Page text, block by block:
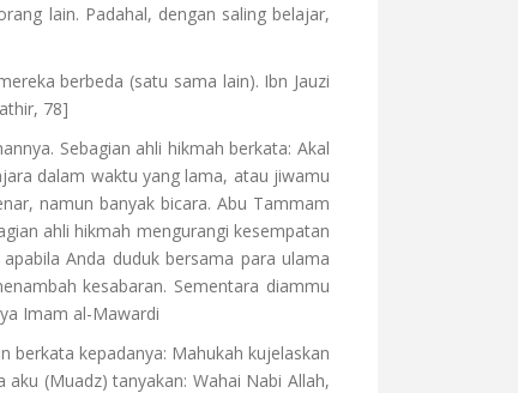
lain. Padahal, dengan saling belajar,
berbeda (satu sama lain). Ibn Jauzi
78]
Sebagian ahli hikmah berkata: Akal
dalam waktu yang lama, atau jiwamu
namun banyak bicara. Abu Tammam
ahli hikmah mengurangi kesempatan
Anda duduk bersama para ulama
kesabaran. Sementara diammu
Imam al-Mawardi
berkata kepadanya: Mahukah kujelaskan
(Muadz) tanyakan: Wahai Nabi Allah,